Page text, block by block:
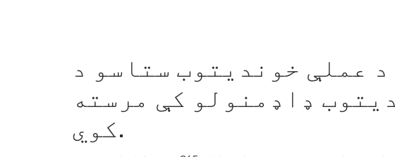
د عملې خوندیتوب ستاسو د
ډاډمنولو کې مرسته
کوي.